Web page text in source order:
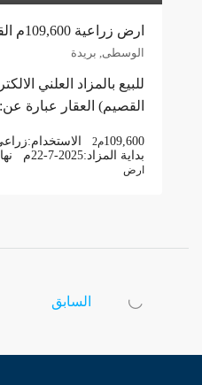
ارض زراعية 109,600م القوارة – بريدة
الوسطى, بريدة
للبيع بالمزاد العلني
القصيم) العقار عبارة
109,600م2 الاستخدام:
بداية المزاد:22-7-2025م
ارض
السابق